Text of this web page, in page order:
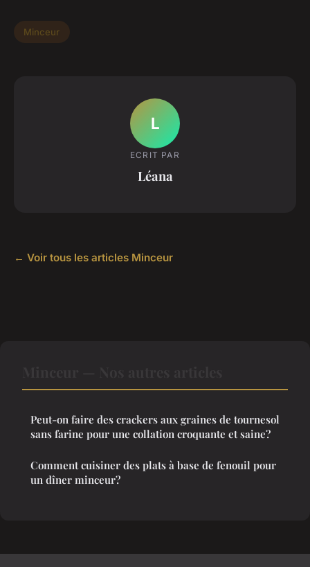
Minceur
L
ECRIT PAR
Léana
← Voir tous les articles Minceur
Peut-on faire des crackers aux graines de tournesol
sans farine pour une collation croquante et saine?
Comment cuisiner des plats à base de fenouil pour
un dîner minceur?